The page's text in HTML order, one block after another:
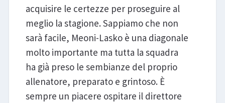
acquisire le certezze per proseguire al
meglio la stagione. Sappiamo che non
sarà facile, Meoni-Lasko è una diagonale
molto importante ma tutta la squadra
ha già preso le sembianze del proprio
allenatore, preparato e grintoso. È
sempre un piacere ospitare il direttore